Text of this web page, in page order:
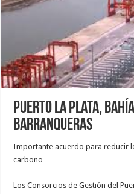
Puerto La Plata,
Barranqueras
Importante acuerdo para reducir
carbono
Los Consorcios de Gestión del